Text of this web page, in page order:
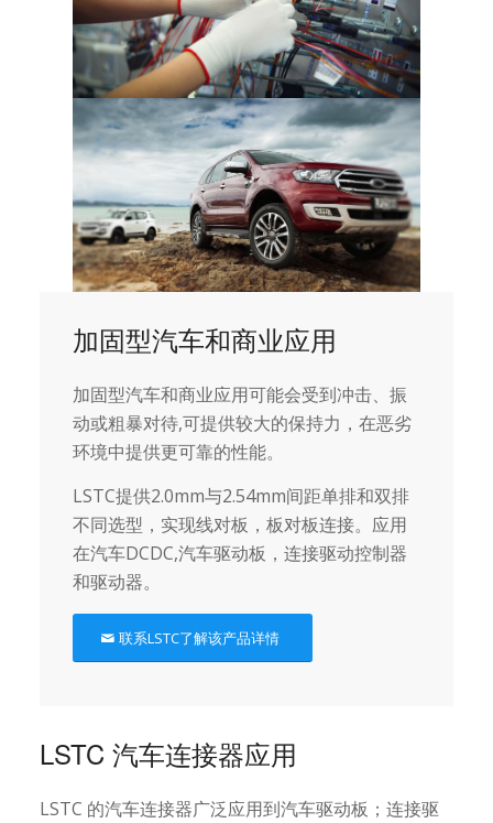
加固型汽车和商业应用
加固型汽车和商业应用可能会受到冲击、振
动或粗暴对待,可提供较大的保持力，在恶劣
环境中提供更可靠的性能。
LSTC提供2.0mm与2.54mm间距单排和双排
不同选型，实现线对板，板对板连接。应用
在汽车DCDC,汽车驱动板，连接驱动控制器
和驱动器。
联系LSTC了解该产品详情
LSTC 汽车连接器应用
LSTC 的汽车连接器广泛应用到汽车驱动板；连接驱